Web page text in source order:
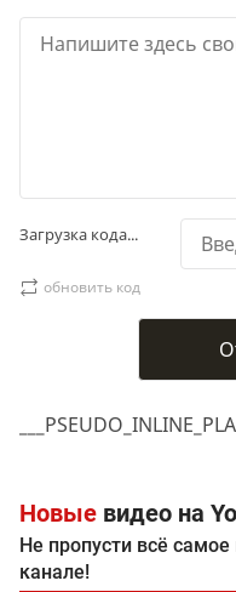
Загрузка кода...
обновить код
Новые видео на
Не пропусти всё
канале!